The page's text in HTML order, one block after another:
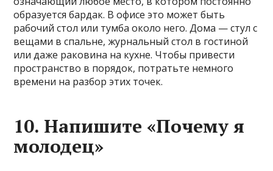
образуется бардак. В офисе это может быть
рабочий стол или тумба около него. Дома — стул с
вещами в спальне, журнальный стол в гостиной
или даже раковина на кухне. Чтобы привести
пространство в порядок, потратьте немного
времени на разбор этих точек.
10. Напишите «Почему я
молодец»